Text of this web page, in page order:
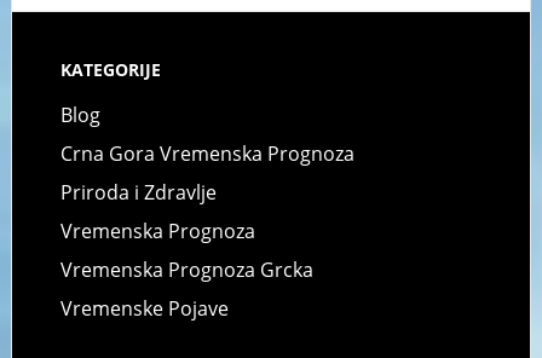
KATEGORIJE
Blog
Crna Gora Vremenska Prognoza
Priroda i Zdravlje
Vremenska Prognoza
Vremenska Prognoza Grcka
Vremenske Pojave